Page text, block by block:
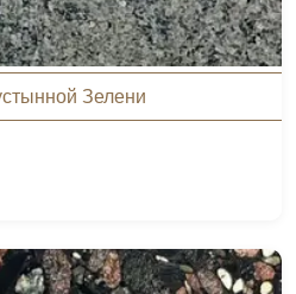
Зелени